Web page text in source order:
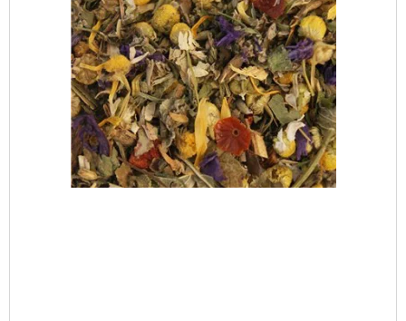
urter, planter og blomster til urtete.